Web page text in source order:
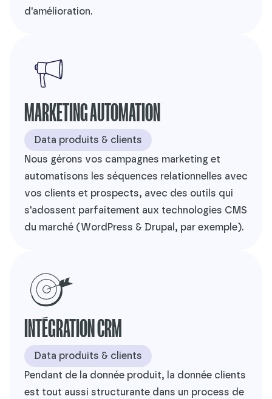
d'amélioration.
MARKETING AUTOMATION
Data produits & clients
Nous gérons vos campagnes marketing et
automatisons les séquences relationnelles avec
vos clients et prospects, avec des outils qui
s'adossent parfaitement aux technologies CMS
du marché (WordPress & Drupal, par exemple).
INTÉGRATION CRM
Data produits & clients
Pendant de la donnée produit, la donnée clients
est tout aussi structurante dans un process de